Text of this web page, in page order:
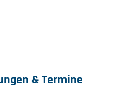
& Termine